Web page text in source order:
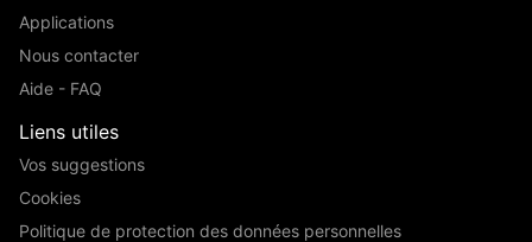
Applications
Nous contacter
Aide - FAQ
Liens utiles
Vos suggestions
Cookies
Politique de protection des données personnelles